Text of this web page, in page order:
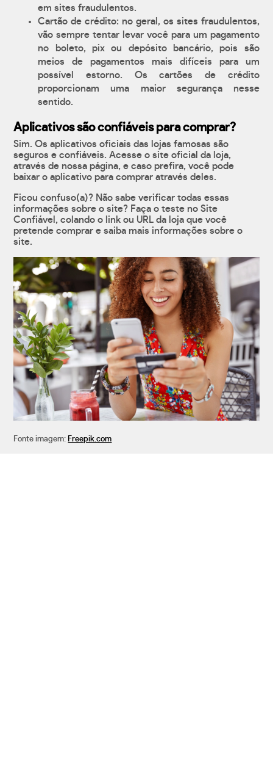
em sites fraudulentos.
Cartão de crédito: no geral, os sites fraudulentos,
vão sempre tentar levar você para um pagamento
no boleto, pix ou depósito bancário, pois são
meios de pagamentos mais difíceis para um
possível estorno. Os cartões de crédito
proporcionam uma maior segurança nesse
sentido.
Aplicativos são confiáveis para comprar?
Sim. Os aplicativos oficiais das lojas famosas são
seguros e confiáveis. Acesse o site oficial da loja,
através de nossa página, e caso prefira, você pode
baixar o aplicativo para comprar através deles.
Ficou confuso(a)? Não sabe verificar todas essas
informações sobre o site? Faça o teste no Site
Confiável, colando o link ou URL da loja que você
pretende comprar e saiba mais informações sobre o
site.
Fonte imagem: Freepik.com